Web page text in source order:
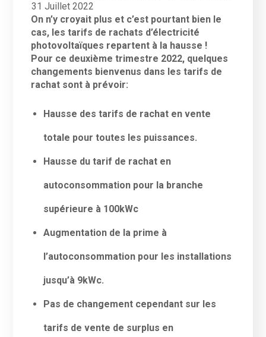
31 Juillet 2022
On n’y croyait plus et c’est pourtant bien le
cas, les tarifs de rachats d’électricité
photovoltaïques repartent à la hausse !
Pour ce deuxième trimestre 2022, quelques
changements bienvenus dans les tarifs de
rachat sont à prévoir:
Hausse des tarifs de rachat en vente
totale pour toutes les puissances.
Hausse du tarif de rachat en
autoconsommation pour la branche
supérieure à 100kWc
Augmentation de la prime à
l’autoconsommation pour les installations
jusqu’à 9kWc.
Pas de changement cependant sur les
tarifs de vente de surplus en